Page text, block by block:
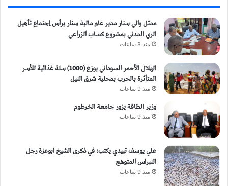
ممثل والي سنار مدير عام مالية سنار يرأس إجتماع تأهيل
الري المدني بمشروع كساب الزراعي
منذ 8 ساعات
الهلال الأحمر السوداني يوزع (1000) سلة غذائية للأسر
المتأثرة بالحرب بمحلية شرق النيل
منذ 9 ساعات
وزير الطاقة يزور جامعة الخرطوم
منذ 9 ساعات
علي يوسف تبيدي يكتب: في ذكرى الشيخ ابوعزة رجل
النبراس المتوهج
منذ 9 ساعات